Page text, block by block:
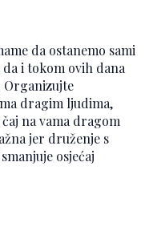
da ostanemo sami
i tokom ovih dana
Organizujte
dragim ljudima,
na vama dragom
jer druženje s
osjećaj